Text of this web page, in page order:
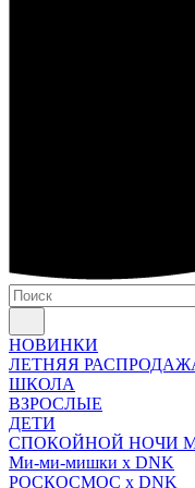
НОВИНКИ
ЛЕТНЯЯ
ШКОЛА
ВЗРОСЛЫЕ
ДЕТИ
СПОКОЙНОЙ НОЧИ
Ми-ми-мишки x DNK
РОСКОСМОС x DNK